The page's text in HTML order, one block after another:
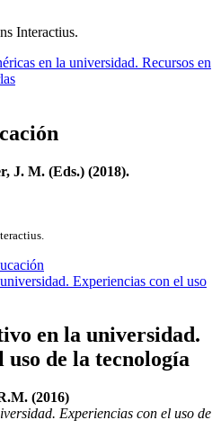
Interactius.
en la universidad. Recursos en
J. M. (Eds.) (2018).
en la universidad.
de la tecnología
(2016)
Experiencias con el uso de